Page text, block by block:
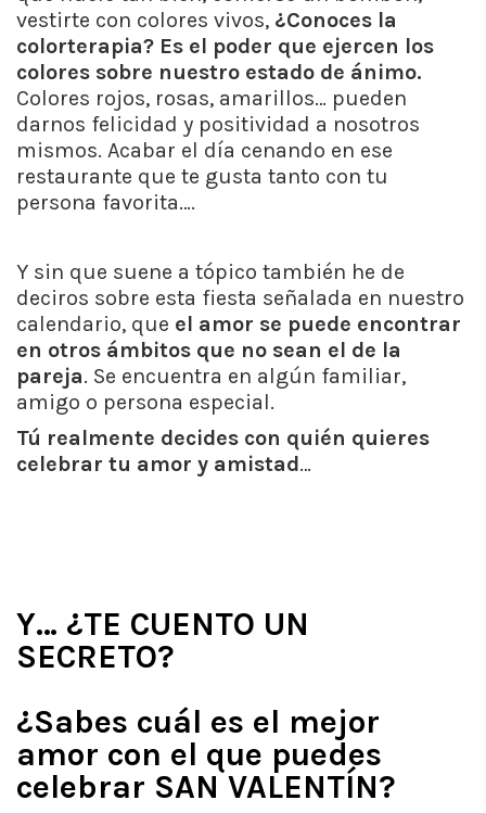
vestirte con colores vivos, ¿Conoces la
colorterapia? Es el poder que ejercen los
colores sobre nuestro estado de ánimo.
Colores rojos, rosas, amarillos… pueden
darnos felicidad y positividad a nosotros
mismos. Acabar el día cenando en ese
restaurante que te gusta tanto con tu
persona favorita….
Y sin que suene a tópico también he de
deciros sobre esta fiesta señalada en nuestro
calendario, que el amor se puede encontrar
en otros ámbitos que no sean el de la
pareja. Se encuentra en algún familiar,
amigo o persona especial.
Tú realmente decides con quién quieres
celebrar tu amor y amistad…
Y… ¿TE CUENTO UN
SECRETO?
¿Sabes cuál es el mejor
amor con el que puedes
celebrar SAN VALENTÍN?